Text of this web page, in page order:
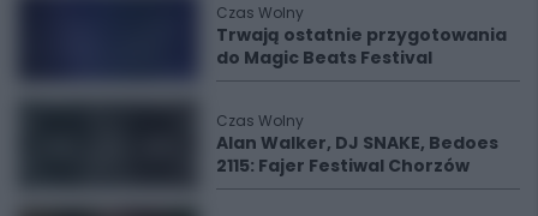
Czas Wolny
Trwają ostatnie przygotowania
do Magic Beats Festival
Czas Wolny
Alan Walker, DJ SNAKE, Bedoes
2115: Fajer Festiwal Chorzów